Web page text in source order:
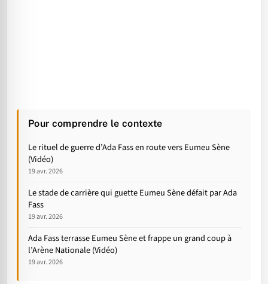
Pour comprendre le contexte
Le rituel de guerre d’Ada Fass en route vers Eumeu Sène
(Vidéo)
19 avr. 2026
Le stade de carrière qui guette Eumeu Sène défait par Ada
Fass
19 avr. 2026
Ada Fass terrasse Eumeu Sène et frappe un grand coup à
l’Arène Nationale (Vidéo)
19 avr. 2026